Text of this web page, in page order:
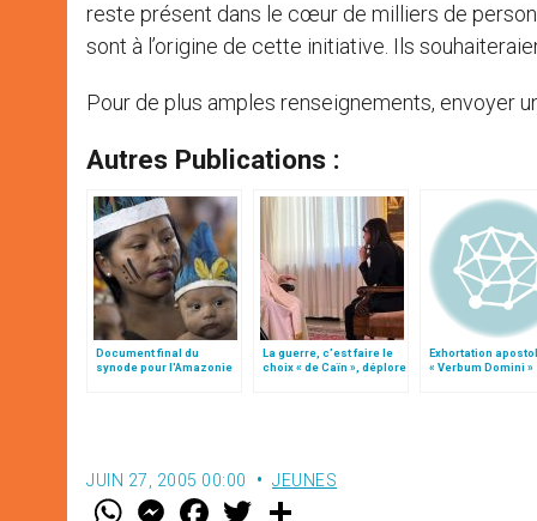
reste présent dans le cœur de milliers de
sont à l’origine de cette initiative. Ils
Pour de plus amples renseignements, envoyer
Autres Publications :
Document final du
synode pour l'Amazonie
La guerre, c’est faire le
choix « de Caïn », déplore
Exhortation
« Verbum Domini »
JUIN 27, 2005 00:00 JEUNES
W M F